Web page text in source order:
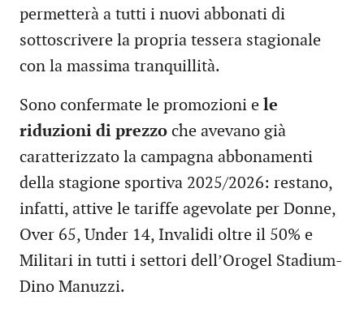
permetterà a tutti i nuovi abbonati di
sottoscrivere la propria tessera stagionale
con la massima tranquillità.
Sono confermate le promozioni e le
riduzioni di prezzo che avevano già
caratterizzato la campagna abbonamenti
della stagione sportiva 2025/2026: restano,
infatti, attive le tariffe agevolate per Donne,
Over 65, Under 14, Invalidi oltre il 50% e
Militari in tutti i settori dell’Orogel Stadium-
Dino Manuzzi.